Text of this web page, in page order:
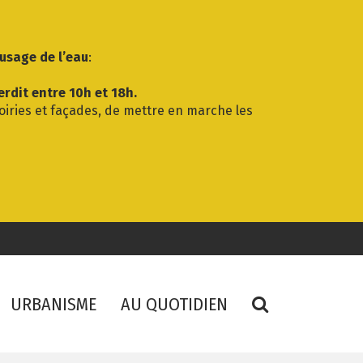
de l’eau:
entre 10h et 18h.
et façades, de mettre en marche les
URBANISME AU QUOTIDIEN